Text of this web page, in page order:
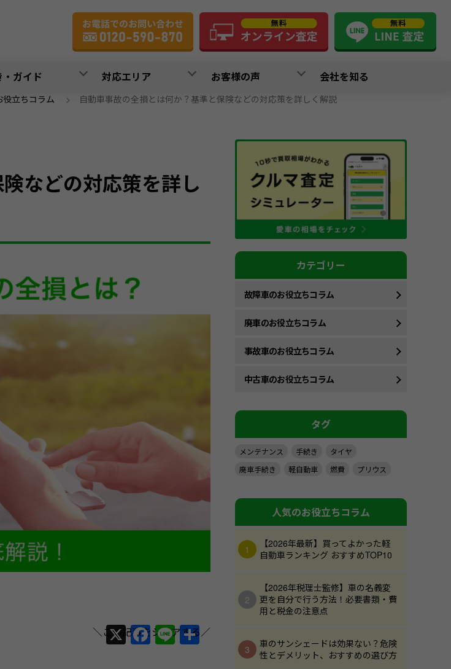
ガイド 対応エリア お客様の声 会社を知る
立ちコラム > 自動車事故の全損とは何か？基準と保険などの対応策を詳しく解説
などの対応策を詳し
X F
a
Li
n
共
カテゴリー
故障車のお役立ちコラム
廃車のお役立ちコラム
事故車のお役立ちコラム
中古車のお役立ちコラム
タグ
メンテナンス 手続き
タイヤ
廃車手続き
軽自動車 燃費 プリウス
人気のお役立ちコラム
【2026年最新】買ってよかった軽
自動車ランキング おすすめTOP10
【2026年税理士監修】車の名義変
更を自分で行う方法！必要書類・費
用と税金の注意点
車のサンシェードは効果ない？危険
性とデメリット、おすすめの選び方